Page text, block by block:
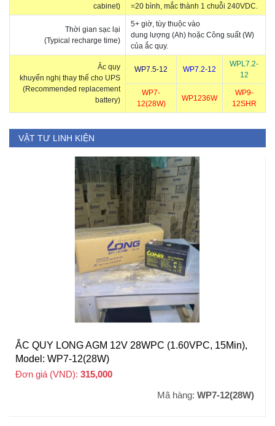
cabinet)
=20 bình, mắc thành 1 chuỗi 240VDC.
Thời gian sạc lại
(Typical recharge time)
5+ giờ, tùy thuộc vào
dung lượng (Ah) hoặc Công suất (W)
của ắc quy.
Ắc quy
khuyến nghị thay thế cho UPS
(Recommended replacement
battery)
WP7.5-12 WP7.2-12
WPL7.2-
12
WP7-
12(28W)
WP1236W
WP9-
12SHR
VẬT TƯ LINH KIỆN
ẮC QUY LONG AGM 12V 28WPC (1.60VPC, 15Min),
Model: WP7-12(28W)
Đơn giá (VND): 315,000
Mã hàng: WP7-12(28W)